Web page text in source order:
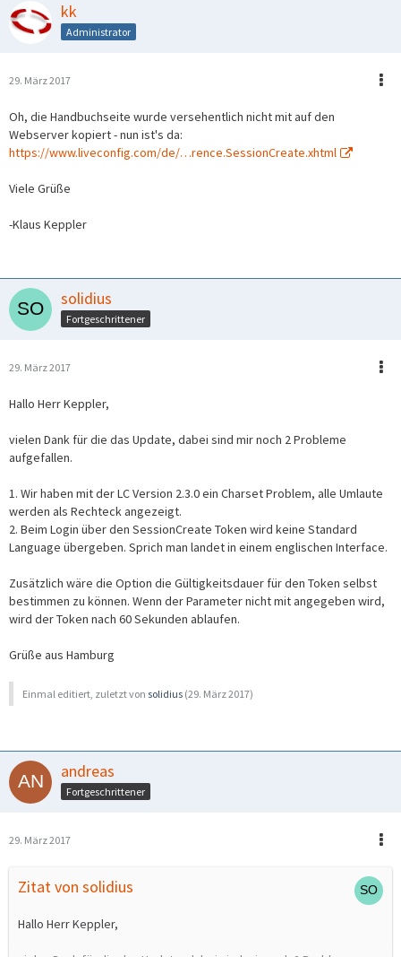
kk
Administrator
29. März 2017
Oh, die Handbuchseite wurde versehentlich nicht mit auf den
Webserver kopiert - nun ist's da:
https://www.liveconfig.com/de/…rence.SessionCreate.xhtml
Viele Grüße
-Klaus Keppler
solidius
Fortgeschrittener
29. März 2017
Hallo Herr Keppler,
vielen Dank für die das Update, dabei sind mir noch 2 Probleme
aufgefallen.
1. Wir haben mit der LC Version 2.3.0 ein Charset Problem, alle Umlaute
werden als Rechteck angezeigt.
2. Beim Login über den SessionCreate Token wird keine Standard
Language übergeben. Sprich man landet in einem englischen Interface.
Zusätzlich wäre die Option die Gültigkeitsdauer für den Token selbst
bestimmen zu können. Wenn der Parameter nicht mit angegeben wird,
wird der Token nach 60 Sekunden ablaufen.
Grüße aus Hamburg
Einmal editiert, zuletzt von solidius (29. März 2017)
andreas
Fortgeschrittener
29. März 2017
Zitat von solidius
Hallo Herr Keppler,